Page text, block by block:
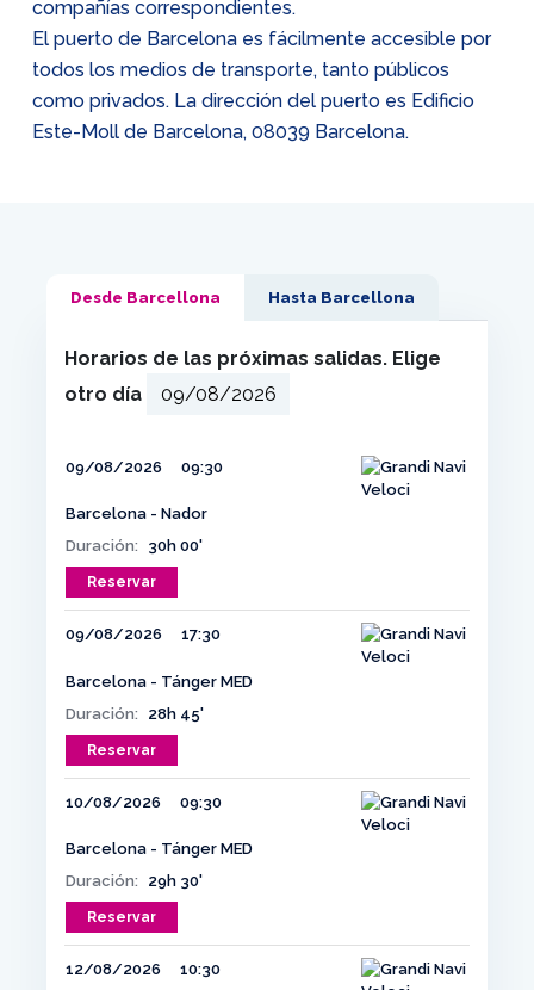
compañías correspondientes.
El puerto de Barcelona es fácilmente accesible por
todos los medios de transporte, tanto públicos
como privados. La dirección del puerto es Edificio
Este-Moll de Barcelona, 08039 Barcelona.
Desde Barcellona Hasta Barcellona
Horarios de las próximas salidas. Elige
otro día
09/08/2026 09:30
Barcelona - Nador
Duración:
30h 00'
Reservar
09/08/2026 17:30
Barcelona - Tánger MED
Duración:
28h 45'
Reservar
10/08/2026 09:30
Barcelona - Tánger MED
Duración:
29h 30'
Reservar
12/08/2026 10:30